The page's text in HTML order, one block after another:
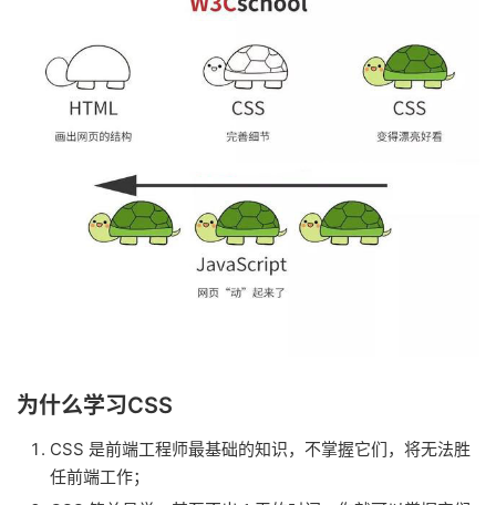
为什么学习CSS
CSS 是前端工程师最基础的知识，不掌握它们，将无法胜
任前端工作；